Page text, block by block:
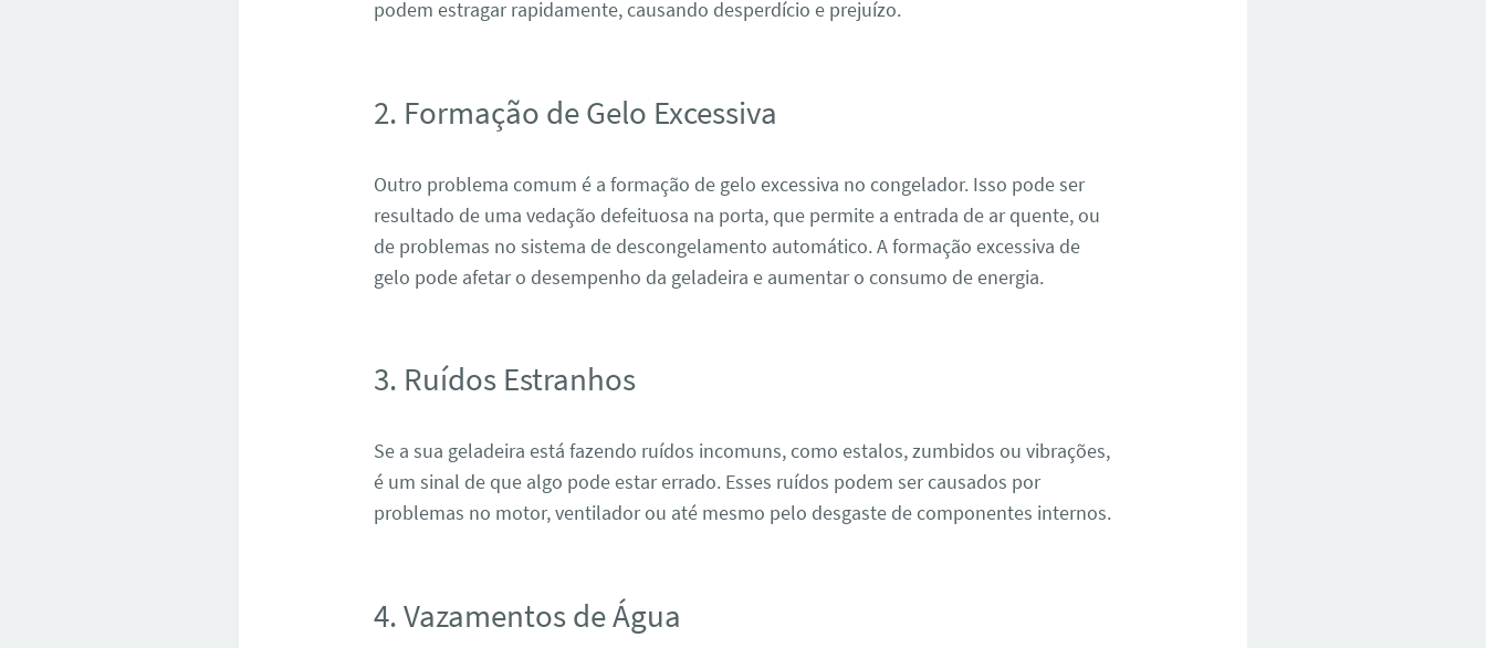
podem estragar rapidamente, causando desperdício e prejuízo.
2. Formação de Gelo Excessiva
Outro problema comum é a formação de gelo excessiva no congelador. Isso pode ser
resultado de uma vedação defeituosa na porta, que permite a entrada de ar quente, ou
de problemas no sistema de descongelamento automático. A formação excessiva de
gelo pode afetar o desempenho da geladeira e aumentar o consumo de energia.
3. Ruídos Estranhos
Se a sua geladeira está fazendo ruídos incomuns, como estalos, zumbidos ou vibrações,
é um sinal de que algo pode estar errado. Esses ruídos podem ser causados por
problemas no motor, ventilador ou até mesmo pelo desgaste de componentes internos.
4. Vazamentos de Água